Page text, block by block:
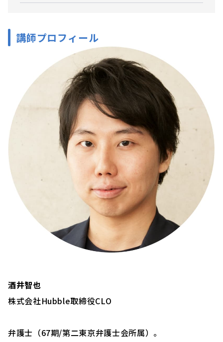
講師プロフィール
酒井智也
株式会社Hubble取締役CLO
弁護士（67期/第二東京弁護士会所属）。